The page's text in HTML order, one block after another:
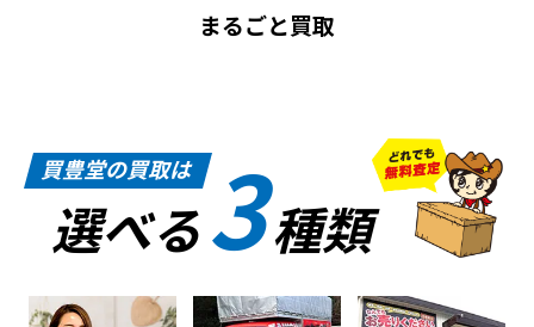
まるごと買取
買豊堂の買取は
選べる3種類